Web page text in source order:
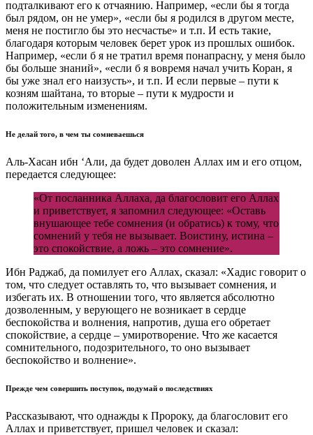
подталкивают его к отчаянию. Например, «если бы я тогда
был рядом, он не умер», «если бы я родился в другом месте,
меня не постигло бы это несчастье» и т.п. И есть такие,
благодаря которым человек берет урок из прошлых ошибок.
Например, «если б я не тратил время понапрасну, у меня было
бы больше знаний», «если б я вовремя начал учить Коран, я
бы уже знал его наизусть», и т.п. И если первые – пути к
козням шайтана, то вторые – пути к мудрости и
положительным изменениям.
Не делай того, в чем ты сомневаешься
Аль-Хасан ибн ‘Али, да будет доволен Аллах им и его отцом,
передается следующее:
«От посланника Аллаха, да благословит его Аллах
и приветствует, я запомнил следующее: «Оставь
внушающее тебе сомнения (и обратись) к тому, что
сомнений у тебя не вызывает. Воистину, истина –
это спокойствие, а ложь – это сомнение».
Ибн Раджаб, да помилует его Аллах, сказал: «Хадис говорит о
том, что следует оставлять то, что вызывает сомнения, и
избегать их. В отношении того, что является абсолютно
дозволенным, у верующего не возникает в сердце
беспокойства и волнения, напротив, душа его обретает
спокойствие, а сердце – умиротворение. Что же касается
сомнительного, подозрительного, то оно вызывает
беспокойство и волнение».
Прежде чем совершить поступок, подумай о последствиях
Рассказывают, что однажды к Пророку, да благословит его
Аллах и приветствует, пришел человек и сказал: